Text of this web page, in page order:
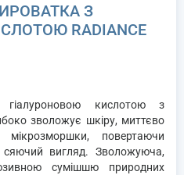
З
RADIANCE
кислотою з
зволожує шкіру, миттєво
повертаючи
вигляд. Зволожуюча,
сумішшю природних